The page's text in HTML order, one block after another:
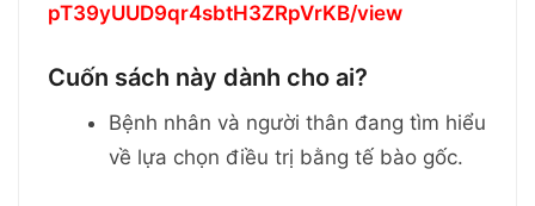
pT39yUUD9qr4sbtH3ZRpVrKB/view
Cuốn sách này dành cho ai?
Bệnh nhân và người thân đang tìm hiểu
về lựa chọn điều trị bằng tế bào gốc.